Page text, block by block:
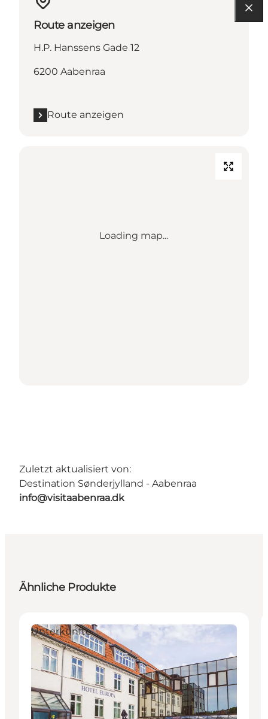
Route anzeigen
H.P. Hanssens Gade 12
6200 Aabenraa
Route anzeigen
Loading map...
Zuletzt aktualisiert von:
Destination Sønderjylland - Aabenraa
info@visitaabenraa.dk
Ähnliche Produkte
Unterkünfte